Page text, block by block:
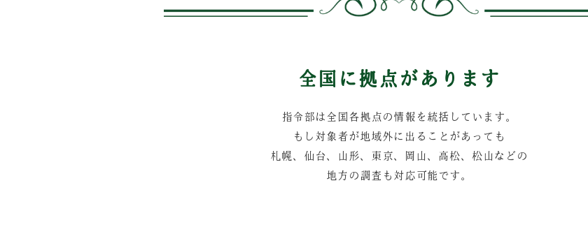
全国に拠点があります
指令部は全国各拠点の情報を統括しています。
もし対象者が地域外に出ることがあっても
札幌、仙台、山形、東京、岡山、高松、松山などの
地方の調査も対応可能です。